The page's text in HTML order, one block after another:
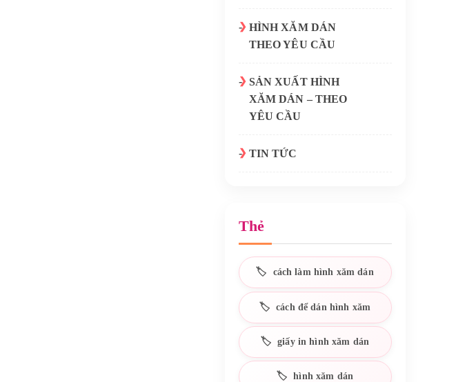
HÌNH XĂM DÁN
THEO YÊU CẦU
SẢN XUẤT HÌNH
XĂM DÁN – THEO
YÊU CẦU
TIN TỨC
Thẻ
cách làm hình xăm dán
cách để dán hình xăm
giấy in hình xăm dán
hình xăm dán